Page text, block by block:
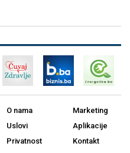
O nama
Uslovi
Privatnost
Marketing
Aplikacije
Kontakt